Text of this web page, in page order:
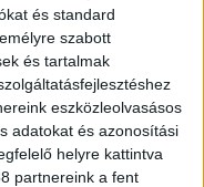
és standard
szabott
és tartalmak
eszközleolvasásos
adatokat és azonosítási
helyre kattintva
partnereink a fent
a
ólom- és
A közlemény kitért
gyakran a
hulladéklerakókban
a vizekbe